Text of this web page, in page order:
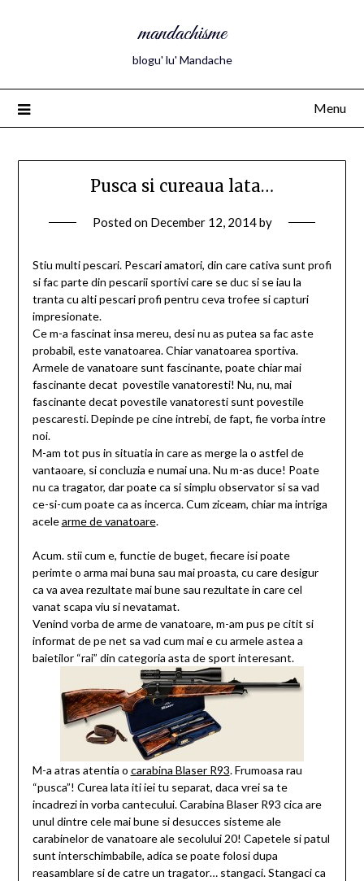
mandachisme
blogu' lu' Mandache
Menu
Pusca si cureaua lata…
Posted on December 12, 2014by
Stiu multi pescari. Pescari amatori, din care cativa sunt profi
si fac parte din pescarii sportivi care se duc si se iau la
tranta cu alti pescari profi pentru ceva trofee si capturi
impresionate.
Ce m-a fascinat insa mereu, desi nu as putea sa fac aste
probabil, este vanatoarea. Chiar vanatoarea sportiva.
Armele de vanatoare sunt fascinante, poate chiar mai
fascinante decat povestile vanatoresti! Nu, nu, mai
fascinante decat povestile vanatoresti sunt povestile
pescaresti. Depinde pe cine intrebi, de fapt, fie vorba intre
noi.
M-am tot pus in situatia in care as merge la o astfel de
vantaoare, si concluzia e numai una. Nu m-as duce! Poate
nu ca tragator, dar poate ca si simplu observator si sa vad
ce-si-cum poate ca as incerca. Cum ziceam, chiar ma intriga
acelearme de vanatoare.
Acum. stii cum e, functie de buget, fiecare isi poate
perimte o arma mai buna sau mai proasta, cu care desigur
ca va avea rezultate mai bune sau rezultate in care cel
vanat scapa viu si nevatamat.
Venind vorba de arme de vanatoare, m-am pus pe citit si
informat de pe net sa vad cum mai e cu armele astea a
baietilor “rai” din categoria asta de sport interesant.
M-a atras atentia o carabina Blaser R93. Frumoasa rau
“pusca”! Curea lata iti iei tu separat, daca vrei sa te
incadrezi in vorba cantecului. Carabina Blaser R93 cica are
unul dintre cele mai bune si desucces sisteme ale
carabinelor de vanatoare ale secolului 20! Capetele si patul
sunt interschimbabile, adica se poate folosi dupa
reasamblare si de catre un tragator… stangaci. Stangaci ca